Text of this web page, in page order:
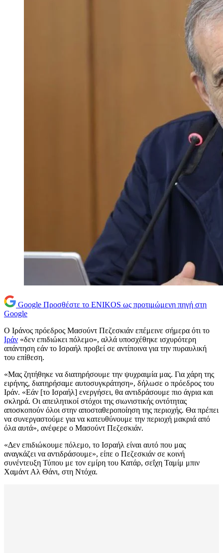
Google Προσθέστε το ENIKOS ως προτιμώμενη πηγή στη
Google
Ο Ιράνος πρόεδρος Μασούντ Πεζεσκιάν επέμεινε σήμερα ότι το
Ιράν «δεν επιδιώκει πόλεμο», αλλά υποσχέθηκε ισχυρότερη
απάντηση εάν το Ισραήλ προβεί σε αντίποινα για την πυραυλική
του επίθεση.
«Μας ζητήθηκε να διατηρήσουμε την ψυχραιμία μας. Για χάρη της
ειρήνης, διατηρήσαμε αυτοσυγκράτηση», δήλωσε ο πρόεδρος του
Ιράν. «Εάν [το Ισραήλ] ενεργήσει, θα αντιδράσουμε πιο άγρια και
σκληρά. Οι απειλητικοί στόχοι της σιωνιστικής οντότητας
αποσκοπούν όλοι στην αποσταθεροποίηση της περιοχής. Θα πρέπει
να συνεργαστούμε για να κατευθύνουμε την περιοχή μακριά από
όλα αυτά», ανέφερε ο Μασούντ Πεζεσκιάν.
«Δεν επιδιώκουμε πόλεμο, το Ισραήλ είναι αυτό που μας
αναγκάζει να αντιδράσουμε», είπε ο Πεζεσκιάν σε κοινή
συνέντευξη Τύπου με τον εμίρη του Κατάρ, σεΐχη Ταμίμ μπιν
Χαμάντ Αλ Θάνι, στη Ντόχα.